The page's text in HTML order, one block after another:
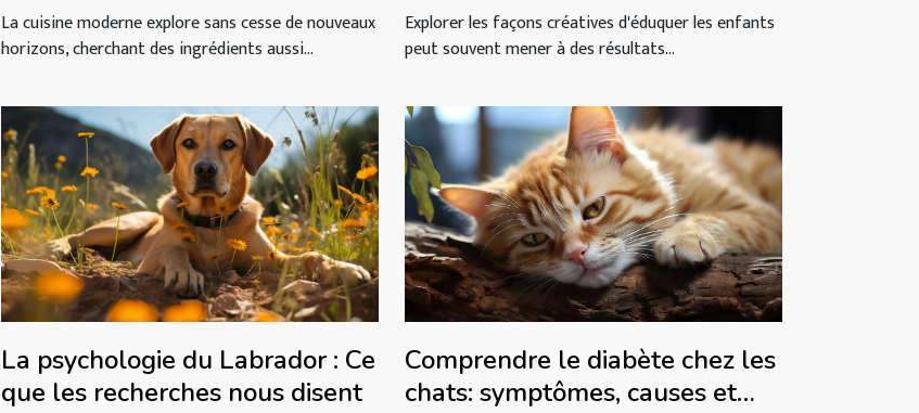
gastronomie ?
La cuisine moderne explore sans cesse de nouveaux
horizons, cherchant des ingrédients aussi...
enfants
Explorer les façons créatives d'éduquer les enfants
peut souvent mener à des résultats...
La psychologie du Labrador : Ce
que les recherches nous disent
Comprendre le diabète chez les
chats: symptômes, causes et